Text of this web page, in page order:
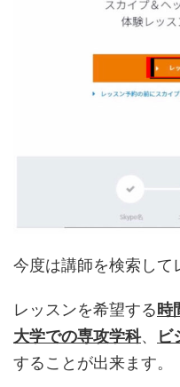
今度は講師を検索して
レッスンを希望する時
大学での専攻学科、 ビ
することが出来ます。